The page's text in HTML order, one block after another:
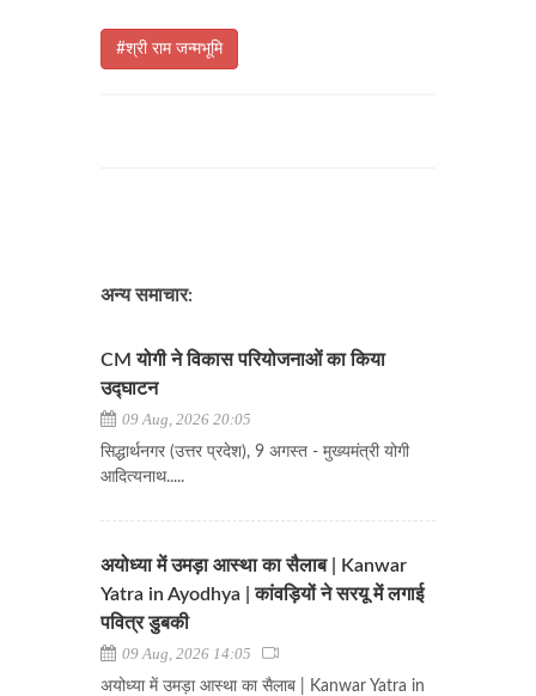
#श्री राम जन्मभूमि
अन्य समाचार:
CM योगी ने विकास परियोजनाओं का किया
उद्घाटन
09 Aug, 2026 20:05
सिद्धार्थनगर (उत्तर प्रदेश), 9 अगस्त - मुख्यमंत्री योगी
आदित्यनाथ.....
अयोध्या में उमड़ा आस्था का सैलाब | Kanwar
Yatra in Ayodhya | कांवड़ियों ने सरयू में लगाई
पवित्र डुबकी
09 Aug, 2026 14:05
अयोध्या में उमड़ा आस्था का सैलाब | Kanwar Yatra in